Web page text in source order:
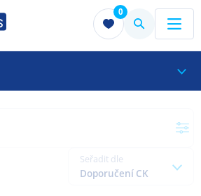
0
Menu Menu
Seřadit dle
Doporučení CK